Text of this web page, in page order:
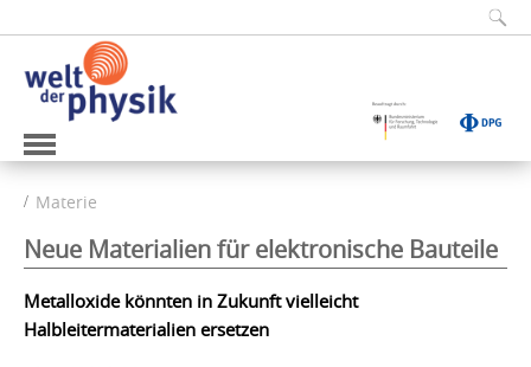
Materie
Neue Materialien für elektronische Bauteile
Metalloxide könnten in Zukunft vielleicht
Halbleitermaterialien ersetzen